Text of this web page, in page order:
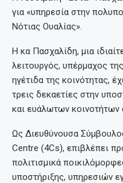
για «υπηρεσία στην
Νότιας Ουαλίας».
Η κα Πασχαλίδη, μια
λειτουργός, υπέρμαχος
ηγέτιδα της κοινότητας,
τρεις δεκαετίες στην
και ευάλωτων κοινοτήτων
Ως Διευθύνουσα
Centre (4Cs), επιβλέπει
πολιτισμικά
υποστήριξης, υπηρεσιών